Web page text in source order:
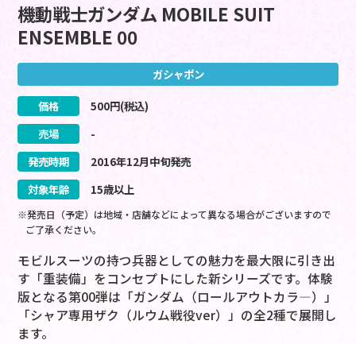
機動戦士ガンダム MOBILE SUIT
ENSEMBLE 00
ガシャポン
価格 500円(税込)
売場
-
発売時期
2016年12月中旬発売
対象年齢
15歳以上
※発売日（予定）は地域・店舗などによって異なる場合がございますので
ご了承ください。
モビルスーツの持つ兵器としての魅力を最大限に引き出
す「重装備」をコンセプトにした新シリーズです。体験
版となる第00弾は「ガンダム（ロールアウトカラ―）」
「シャア専用ザク（ルウム戦役ver）」の全2種で展開し
ます。